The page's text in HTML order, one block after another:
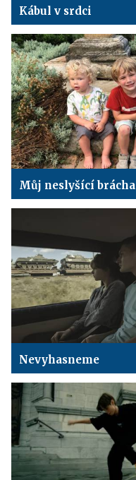
Kábul v srdci
Můj neslyšící brácha
Nevyhasneme